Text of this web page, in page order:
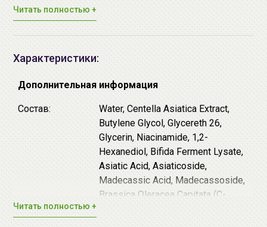
появлению высыпаний и акне. Повышает иммунитет
Тоник приятно освежает кожу, устраняя стянутость и
оптимальный баланс кожи и готовит ее к
других уходовых средств.
Основные действующие компоненты:
центеллы азиатскойповышает
упругость и эластичность кожи, насыщает
клетки дермы влагой. Образует защитный
барьер, ограждающий кожу от ультрафиолета и
негативных факторов внешней среды.
Читать полностью +
Характеристики:
Дополнительная информация
Состав:
Water, Centella Asiatica Extract,
Butylene Glycol, Glycereth 26,
Glycerin, Niacinamide, 1,2-
Hexanediol, Bifida Ferment Lysate,
Asiatic Acid, Asiaticoside,
Madecassic Acid, Madecassoside,
Brassica Oleracea Capitata (C-
Читать полностью +